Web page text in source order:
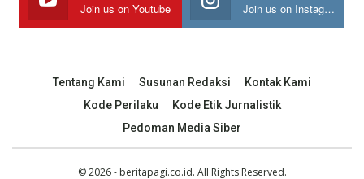
Join us on Youtube Join us on Instagram
Tentang Kami Susunan Redaksi
Kontak Kami
Kode Perilaku
Kode Etik Jurnalistik
Pedoman Media Siber
© 2026 - beritapagi.co.id. All Rights Reserved.